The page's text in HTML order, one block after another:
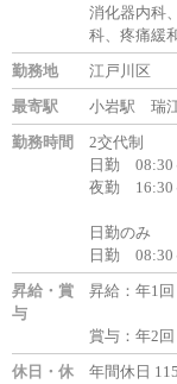
消化器内科
科、疼痛緩
勤務地
江戸川区
最寄駅
小岩駅 瑞
勤務時間
2交代制
日勤 08:30
夜勤 16:30
日勤のみ
日勤 08:30
昇給・賞
与
昇給：年1回
賞与：年2回
休日・休
年間休日